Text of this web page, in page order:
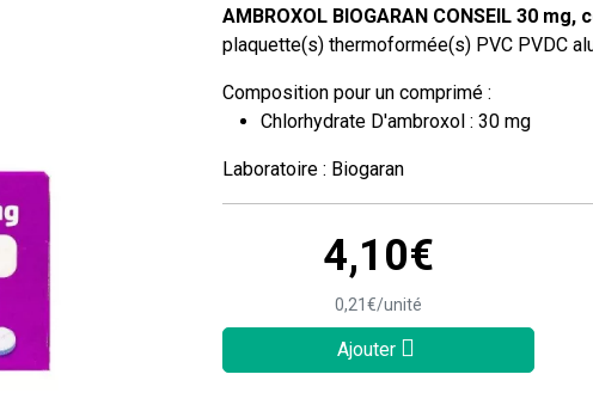
AMBROXOL BIOGARAN CONSEIL 30
plaquette(s) thermoformée(s) PVC PVDC
Composition pour un comprimé :
Chlorhydrate D'ambroxol : 30 mg
Laboratoire : Biogaran
4,10€
0,21 €/unité
Ajouter